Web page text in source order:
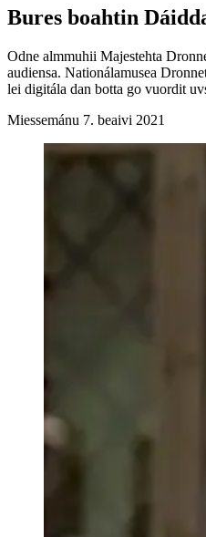
Bures boahtin
Odne almmuhii Majestehta
audiensa. Nationálamusea
lei digitála dan botta go vuordit
Miessemánu 7. beaivi 2021